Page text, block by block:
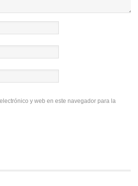
y web en este navegador para la